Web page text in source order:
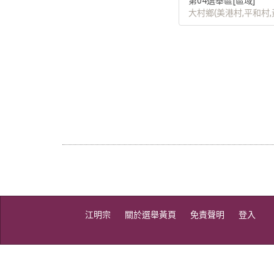
大村鄉(美港村,平和村
江明宗 關於選舉黃頁 免責聲明 登入